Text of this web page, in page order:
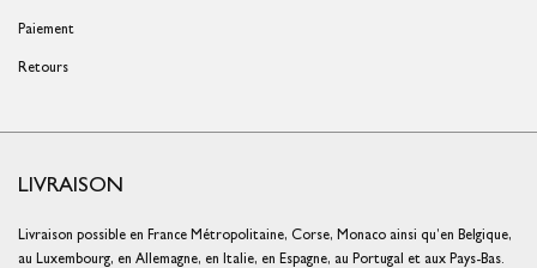
Paiement
Retours
LIVRAISON
Livraison possible en France Métropolitaine, Corse, Monaco ainsi qu’en Belgique,
au Luxembourg, en Allemagne, en Italie, en Espagne, au Portugal et aux Pays-Bas.